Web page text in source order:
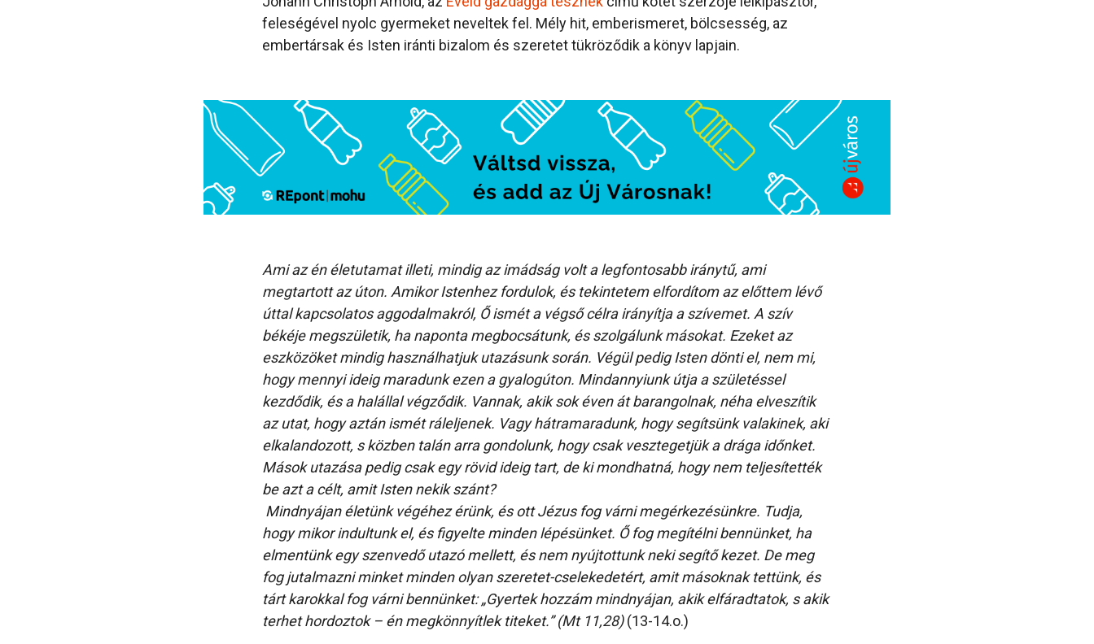
feleségével nyolc gyermeket neveltek fel. Mély hit, emberismeret, bölcsesség, az
embertársak és Isten iránti bizalom és szeretet tükröződik a könyv lapjain.
Ami az én életutamat illeti, mindig az imádság volt a legfontosabb iránytű, ami
megtartott az úton. Amikor Istenhez fordulok, és tekintetem elfordítom az előttem lévő
úttal kapcsolatos aggodalmakról, Ő ismét a végső célra irányítja a szívemet. A szív
békéje megszületik, ha naponta megbocsátunk, és szolgálunk másokat. Ezeket az
eszközöket mindig használhatjuk utazásunk során. Végül pedig Isten dönti el, nem mi,
hogy mennyi ideig maradunk ezen a gyalogúton. Mindannyiunk útja a születéssel
kezdődik, és a halállal végződik. Vannak, akik sok éven át barangolnak, néha elveszítik
az utat, hogy aztán ismét ráleljenek. Vagy hátramaradunk, hogy segítsünk valakinek, aki
elkalandozott, s közben talán arra gondolunk, hogy csak vesztegetjük a drága időnket.
Mások utazása pedig csak egy rövid ideig tart, de ki mondhatná, hogy nem teljesítették
be azt a célt, amit Isten nekik szánt?
Mindnyájan életünk végéhez érünk, és ott Jézus fog várni megérkezésünkre. Tudja,
hogy mikor indultunk el, és figyelte minden lépésünket. Ő fog megítélni bennünket, ha
elmentünk egy szenvedő utazó mellett, és nem nyújtottunk neki segítő kezet. De meg
fog jutalmazni minket minden olyan szeretet-cselekedetért, amit másoknak tettünk, és
tárt karokkal fog várni bennünket: „Gyertek hozzám mindnyájan, akik elfáradtatok, s akik
terhet hordoztok – én megkönnyítlek titeket.” (Mt 11,28)(13-14.o.)